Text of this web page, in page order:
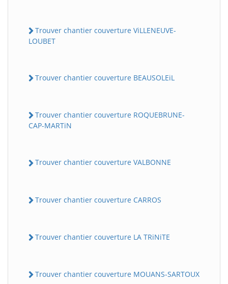
Trouver chantier couverture ViLLENEUVE-
LOUBET
Trouver chantier couverture BEAUSOLEiL
Trouver chantier couverture ROQUEBRUNE-
CAP-MARTiN
Trouver chantier couverture VALBONNE
Trouver chantier couverture CARROS
Trouver chantier couverture LA TRiNiTE
Trouver chantier couverture MOUANS-SARTOUX